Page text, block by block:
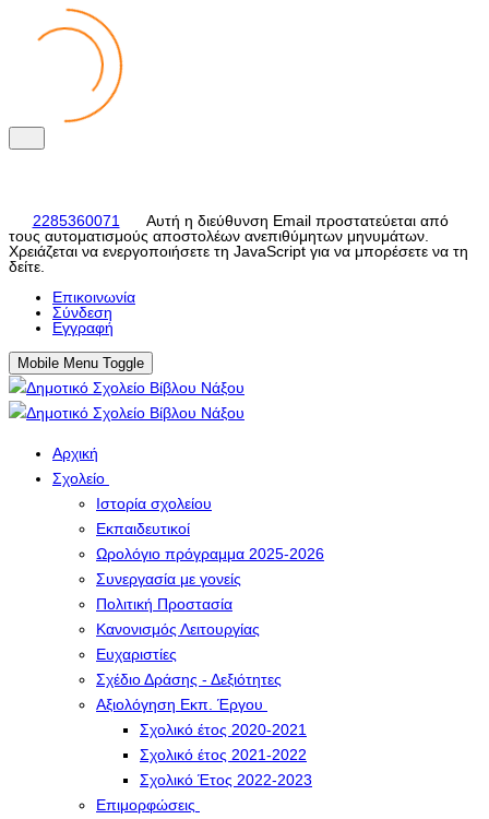
2285360071
Αυτή η διεύθυνση Email προστατεύεται από
τους αυτοματισμούς αποστολέων ανεπιθύμητων μηνυμάτων.
Χρειάζεται να ενεργοποιήσετε τη JavaScript για να μπορέσετε να τη
δείτε.
Eπικοινωνία
Σύνδεση
Εγγραφή
Mobile Menu Toggle
Αρχική
Σχολείο
Ιστορία σχολείου
Εκπαιδευτικοί
Ωρολόγιο πρόγραμμα 2025-2026
Συνεργασία με γονείς
Πολιτική Προστασία
Κανονισμός Λειτουργίας
Ευχαριστίες
Σχέδιο Δράσης - Δεξιότητες
Αξιολόγηση Εκπ. Έργου
Σχολικό έτος 2020-2021
Σχολικό έτος 2021-2022
Σχολικό Έτος 2022-2023
Επιμορφώσεις